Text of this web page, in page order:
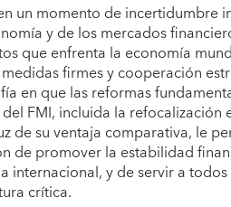
un momento de incertidumbre
y de los mercados
que enfrenta la economía
firmes y cooperación
en que las reformas
FMI, incluida la refocalización
de su ventaja comparativa, le
de promover la estabilidad
internacional, y de servir a
crítica.